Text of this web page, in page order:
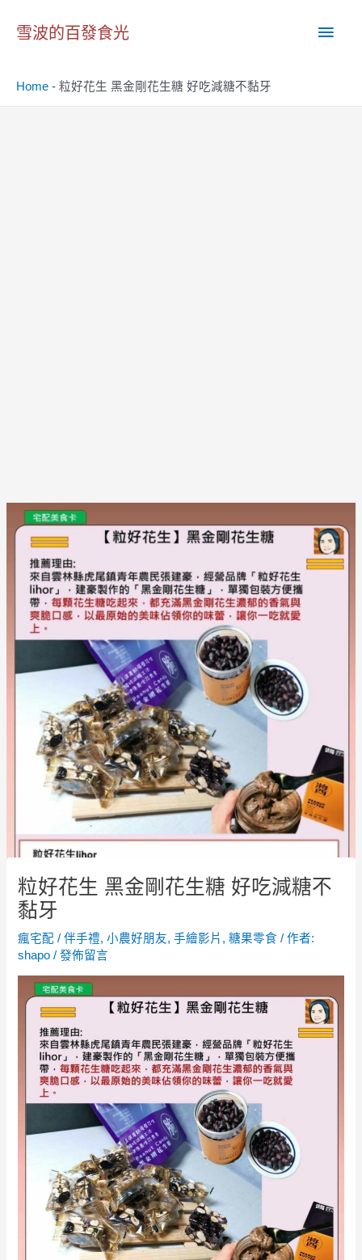
雪波的百發食光
主
Home - 粒好花生 黑金剛花生糖 好吃減糖不黏牙
粒好花生 黑金剛花生糖 好吃減糖不
黏牙
瘋宅配 /伴手禮,小農好朋友,手繪影片 ,糖果零食 / 作者:
shapo/發佈留言
Post
navigation